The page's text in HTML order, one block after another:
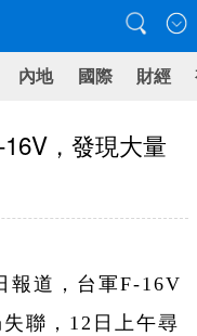
內地 國際 財經
，發現大量
報道，台軍F-16V
聯，12日上午尋